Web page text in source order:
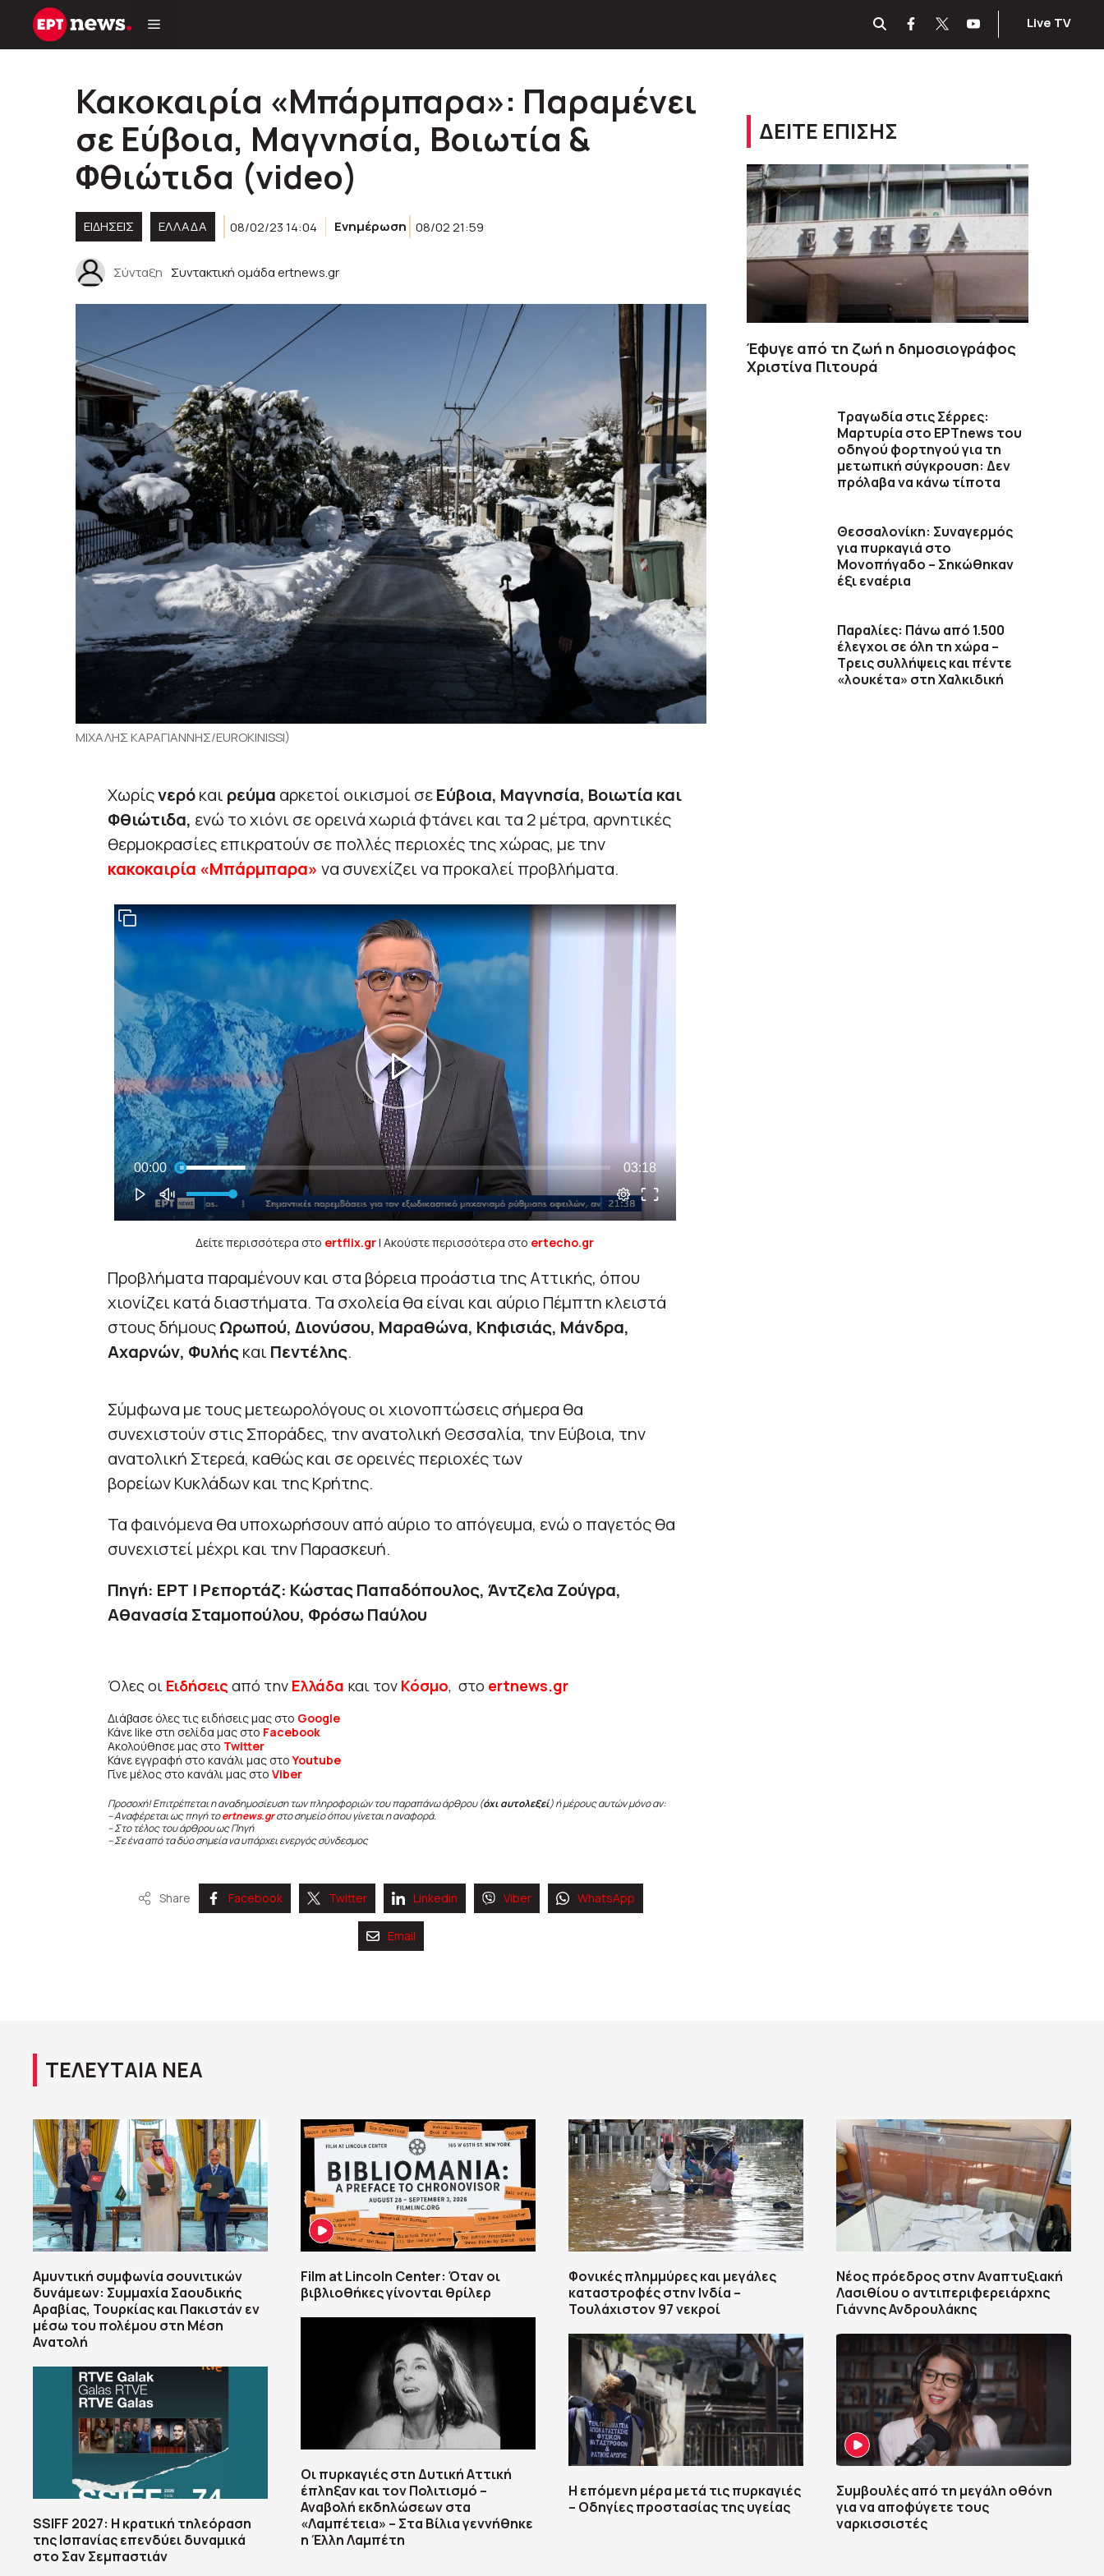
Μετάβαση
Live TV
Κακοκαιρία «Μπάρμπαρα»: Παραμένει
σε Εύβοια, Μαγνησία, Βοιωτία &
Φθιώτιδα (video)
ΕΙΔΗΣΕΙΣ ΕΛΛΑΔΑ 08/02/23 14:04 Ενημέρωση 08/02 21:59
Σύνταξη Συντακτική ομάδα ertnews.gr
ΜΙΧΑΛΗΣ ΚΑΡΑΓΙΑΝΝΗΣ/EUROKINISSI)
Χωρίςνερόκαι ρεύμα αρκετοί οικισμοί σεΕύβοια, Μαγνησία, Βοιωτία και
Φθιώτιδα, ενώ το χιόνι σε ορεινά χωριά φτάνει και τα 2 μέτρα, αρνητικές
θερμοκρασίες επικρατούν σε πολλές περιοχές της χώρας, με την
κακοκαιρία «Μπάρμπαρα» να συνεχίζει να προκαλεί προβλήματα.
Δείτε περισσότερα στο ertflix.gr| Ακούστε περισσότερα στο ertecho.gr
Προβλήματα παραμένουν και στα βόρεια προάστια της Αττικής, όπου
χιονίζει κατά διαστήματα. Τα σχολεία θα είναι και αύριο Πέμπτη κλειστά
στους δήμουςΩρωπού, Διονύσου, Μαραθώνα, Κηφισιάς, Μάνδρα,
Αχαρνών, Φυλήςκαι Πεντέλης.
Σύμφωνα με τους μετεωρολόγους οι χιονοπτώσεις σήμερα θα
συνεχιστούν στις Σποράδες, την ανατολική Θεσσαλία, την Εύβοια, την
ανατολική Στερεά, καθώς και σε ορεινές περιοχές των
βορείων Κυκλάδων και της Κρήτης.
Τα φαινόμενα θα υποχωρήσουν από αύριο το απόγευμα, ενώ ο παγετός θα
συνεχιστεί μέχρι και την Παρασκευή.
Πηγή: ΕΡΤ | Ρεπορτάζ: Κώστας Παπαδόπουλος, Άντζελα Ζούγρα,
Αθανασία Σταμοπούλου, Φρόσω Παύλου
Όλες οι Ειδήσεις από την Ελλάδα και τον Κόσμο, στο ertnews.gr
Διάβασε όλες τις ειδήσεις μας στο Google
Κάνε like στη σελίδα μας στο Facebook
Ακολούθησε μας στο Twitter
Κάνε εγγραφή στο κανάλι μας στοYoutube
Γίνε μέλος στο κανάλι μας στο Viber
Προσοχή! Επιτρέπεται η αναδημοσίευση των πληροφοριών του παραπάνω άρθρου (όχι αυτολεξεί) ή μέρους αυτών μόνο αν:
– Αναφέρεται ως πηγή τοertnews.gr στο σημείο όπου γίνεται η αναφορά.
– Στο τέλος του άρθρου ως Πηγή
– Σε ένα από τα δύο σημεία να υπάρχει ενεργός σύνδεσμος
Share Facebook Twitter Linkedin Viber WhatsApp
Email
ΔΕΙΤΕ ΕΠΙΣΗΣ
Έφυγε από τη ζωή η δημοσιογράφος
Χριστίνα Πιτουρά
Τραγωδία στις Σέρρες:
Μαρτυρία στο ΕΡΤnews του
οδηγού φορτηγού για τη
μετωπική σύγκρουση: Δεν
πρόλαβα να κάνω τίποτα
Θεσσαλονίκη: Συναγερμός
για πυρκαγιά στο
Μονοπήγαδο – Σηκώθηκαν
έξι εναέρια
Παραλίες: Πάνω από 1.500
έλεγχοι σε όλη τη χώρα –
Τρεις συλλήψεις και πέντε
«λουκέτα» στη Χαλκιδική
ΤΕΛΕΥΤΑΙΑ ΝΕΑ
Αμυντική συμφωνία σουνιτικών
δυνάμεων: Συμμαχία Σαουδικής
Αραβίας, Τουρκίας και Πακιστάν εν
μέσω του πολέμου στη Μέση
Ανατολή
SSIFF 2027: Η κρατική τηλεόραση
της Ισπανίας επενδύει δυναμικά
στο Σαν Σεμπαστιάν
Film at Lincoln Center: Όταν οι
βιβλιοθήκες γίνονται θρίλερ
Οι πυρκαγιές στη Δυτική Αττική
έπληξαν και τον Πολιτισμό –
Αναβολή εκδηλώσεων στα
«Λαμπέτεια» – Στα Βίλια γεννήθηκε
η Έλλη Λαμπέτη
Φονικές πλημμύρες και μεγάλες
καταστροφές στην Ινδία –
Τουλάχιστον 97 νεκροί
Η επόμενη μέρα μετά τις πυρκαγιές
– Οδηγίες προστασίας της υγείας
Νέος πρόεδρος στην Αναπτυξιακή
Λασιθίου ο αντιπεριφερειάρχης
Γιάννης Ανδρουλάκης
Συμβουλές από τη μεγάλη οθόνη
για να αποφύγετε τους
ναρκισσιστές